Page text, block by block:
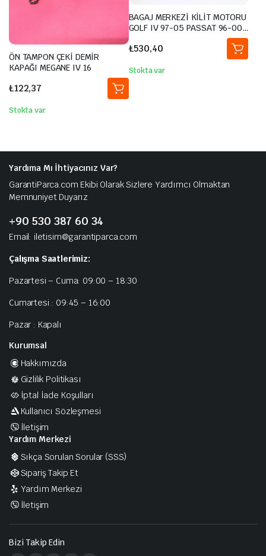
ÖN TAMPON ÇEKİ DEMİR
KAPAĞI MEGANE IV 16
₺122,37
Stokta var
BAGAJ MERKEZİ KİLİT MOTORU
GOLF IV 97-05 PASSAT 96-00
IBIZA 02-09 -LEON-OCTAVIA
97 MERCEDES-BMW
₺530,40
Stokta var
Yardıma Mı İhtiyacınız Var?
GarantiParca.com Ekibi Olarak Sizlere Yardımcı Olmaktan
Memnuniyet Duyarız
+90 530 387 60 34
Email: iletisim@garantiparca.com
Çalışma Saatlerimiz:
Pazartesi – Cuma: 09:00 – 18:30
Cumartesi : 09:45 – 16:00
Pazar : Kapalı
Kurumsal
Hakkımızda
Gizlilik Politikası
İptal İade Koşulları
Kullanıcı Sözleşmesi
İletişim
Yardım Merkezi
Sıkça Sorulan Sorular (SSS)
Sipariş Takip Et
Yardım Merkezi
İletişim
Bizi Takip Edin